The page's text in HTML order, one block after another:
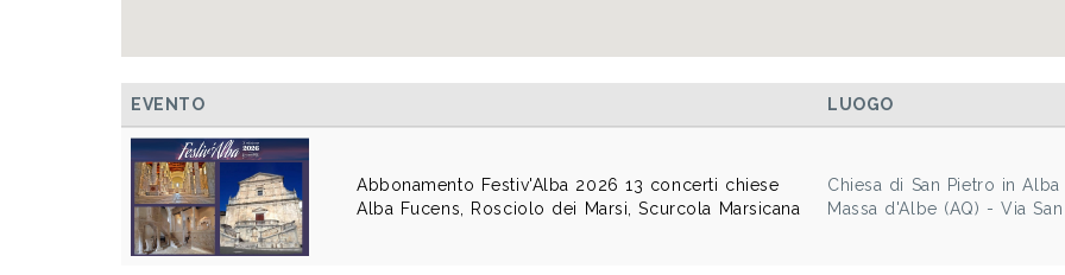
EVENTO LUOGO
Abbonamento Festiv'Alba 2026 13 concerti chiese
Alba Fucens, Rosciolo dei Marsi, Scurcola Marsicana
Chiesa di San Pietro in Alba
Massa d'Albe (AQ) - Via